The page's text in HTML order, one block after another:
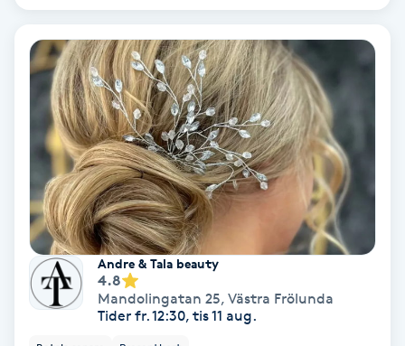
Coachning
Color correction
Cryoterapi
Damklippning
Dermapen
Diamantslipning
Andre & Tala beauty
4.8
Mandolingatan 25, Västra Frölunda
Tider fr. 12:30, tis 11 aug.